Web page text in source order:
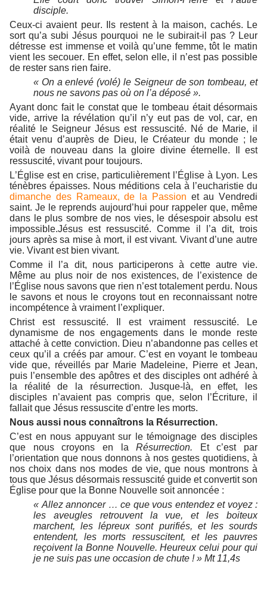
disciple.
Ceux-ci avaient peur. Ils restent à la maison, cachés. Le
sort qu’a subi Jésus pourquoi ne le subirait-il pas ? Leur
détresse est immense et voilà qu’une femme, tôt le matin
vient les secouer. En effet, selon elle, il n’est pas possible
de rester sans rien faire.
« On a enlevé (volé) le Seigneur de son tombeau, et
nous ne savons pas où on l’a déposé ».
Ayant donc fait le constat que le tombeau était désormais
vide, arrive la révélation qu’il n’y eut pas de vol, car, en
réalité le Seigneur Jésus est ressuscité. Né de Marie, il
était venu d’auprès de Dieu, le Créateur du monde ; le
voilà de nouveau dans la gloire divine éternelle. Il est
ressuscité, vivant pour toujours.
L’Église est en crise, particulièrement l’Église à Lyon. Les
ténèbres épaisses. Nous méditions cela à l’eucharistie du
dimanche des Rameaux, de la Passion et au Vendredi
saint. Je le reprends aujourd’hui pour rappeler que, même
dans le plus sombre de nos vies, le désespoir absolu est
impossible.Jésus est ressuscité. Comme il l’a dit, trois
jours après sa mise à mort, il est vivant. Vivant d’une autre
vie. Vivant est bien vivant.
Comme il l’a dit, nous participerons à cette autre vie.
Même au plus noir de nos existences, de l’existence de
l’Église nous savons que rien n’est totalement perdu. Nous
le savons et nous le croyons tout en reconnaissant notre
incompétence à vraiment l’expliquer.
Christ est ressuscité. Il est vraiment ressuscité. Le
dynamisme de nos engagements dans le monde reste
attaché à cette conviction. Dieu n’abandonne pas celles et
ceux qu’il a créés par amour. C’est en voyant le tombeau
vide que, réveillés par Marie Madeleine, Pierre et Jean,
puis l’ensemble des apôtres et des disciples ont adhéré à
la réalité de la résurrection. Jusque-là, en effet, les
disciples n’avaient pas compris que, selon l’Écriture,
il
fallait que Jésus ressuscite d’entre les morts.
Nous aussi nous connaîtrons la Résurrection.
C’est en nous appuyant sur le témoignage des disciples
que nous croyons en laRésurrection.
Et c’est par
l’orientation que nous donnons à nos gestes quotidiens, à
nos choix dans nos modes de vie, que nous montrons à
tous que Jésus désormais ressuscité guide et convertit son
Église pour que la Bonne Nouvelle soit annoncée :
« Allez annoncer … ce que vous entendez et voyez :
les aveugles retrouvent la vue, et les boiteux
marchent, les lépreux sont purifiés, et les sourds
entendent, les morts ressuscitent, et les pauvres
reçoivent la Bonne Nouvelle. Heureux celui pour qui
je ne suis pas une occasion de chute ! » Mt 11,4s